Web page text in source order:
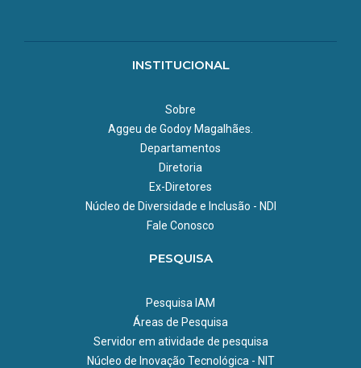
INSTITUCIONAL
Sobre
Aggeu de Godoy Magalhães.
Departamentos
Diretoria
Ex-Diretores
Núcleo de Diversidade e Inclusão - NDI
Fale Conosco
PESQUISA
Pesquisa IAM
Áreas de Pesquisa
Servidor em atividade de pesquisa
Núcleo de Inovação Tecnológica - NIT